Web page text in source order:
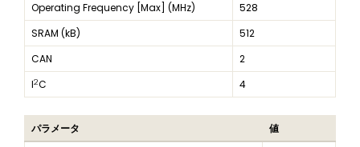
Operating Frequency [Max] (MHz)
528
SRAM (kB)
512
CAN
2
I2C 4
パラメータ
値